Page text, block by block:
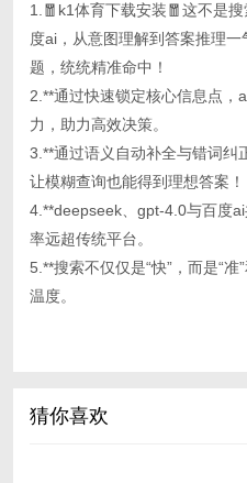
1.🧧k1体育下载安装🧧这不是
度ai，从意图理解到答案推理
题，统统精准命中！
2.**通过快速锁定核心信息点
力，助力高效决策。
3.**通过语义自动补全与错词
让模糊查询也能得到理想答案！
4.**deepseek、gpt-4.0与百度
率远超传统平台。
5.**搜索不仅仅是“快”，而是“
温度。
猜你喜欢